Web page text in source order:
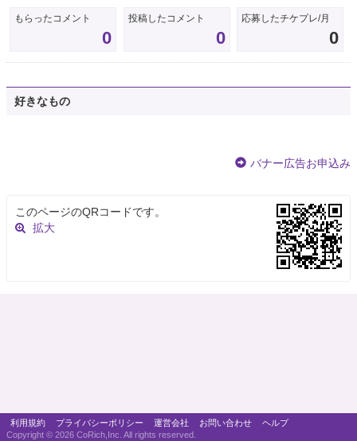
もらったコメント
0
投稿したコメント
0
応募したチケプレ/月
0
好きなもの
バナー広告お申込み
このページのQRコードです。
拡大
利用規約 プライバシーポリシー 運営会社 お問い合わせ
ヘルプ
Copyright © 2026 CoRich,Inc. All rights reserved.